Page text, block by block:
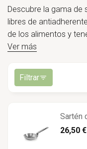
Descubre la gama de
libres de
de los alimentos y
Ver más
Filtrar
Sartén
26,50 €